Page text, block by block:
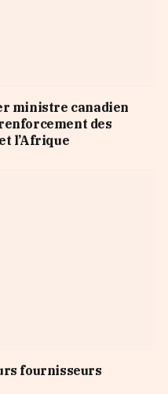
ministre canadien
des
l’Afrique
fournisseurs